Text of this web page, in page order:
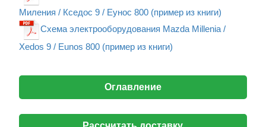
Миления / Кседос 9 / Еунос 800 (пример из книги)
Схема электрооборудования Mazda Millenia /
Xedos 9 / Eunos 800 (пример из книги)
Оглавление